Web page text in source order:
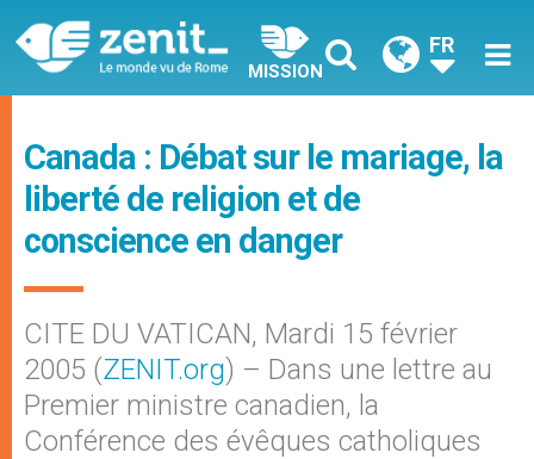
MISSION
FR
Canada : Débat sur le mariage, la
liberté de religion et de
conscience en danger
CITE DU VATICAN, Mardi 15 février
2005 (ZENIT.org) – Dans une lettre au
Premier ministre canadien, la
Conférence des évêques catholiques